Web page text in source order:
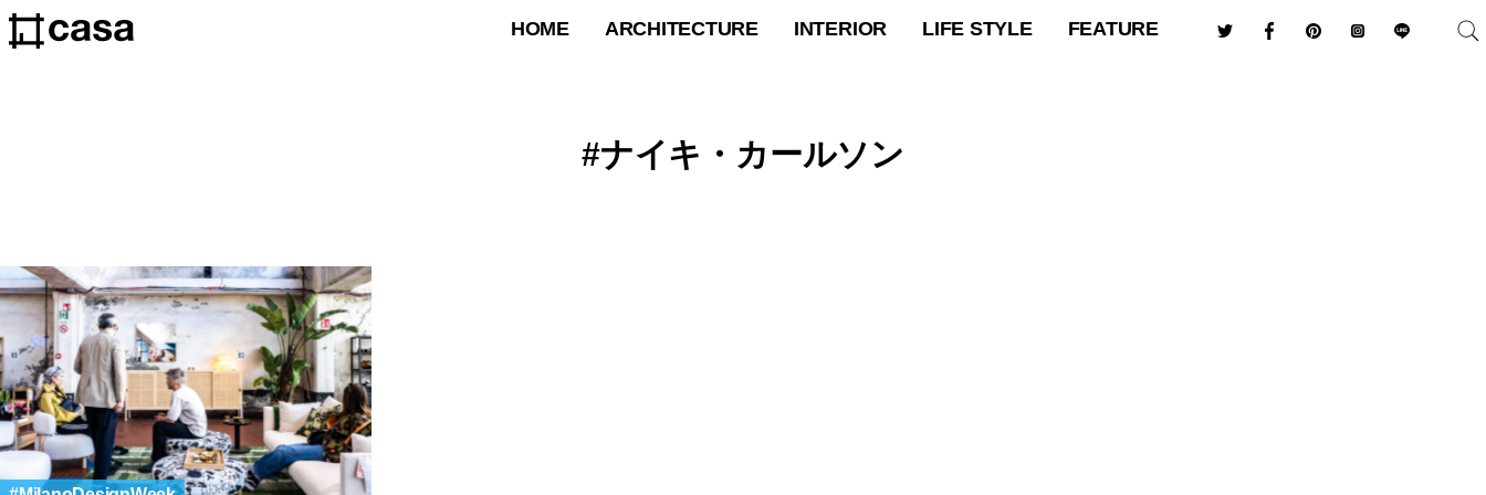
HOME ARCHITECTURE INTERIOR LIFE STYLE FEATURE
ナイキ・カールソン